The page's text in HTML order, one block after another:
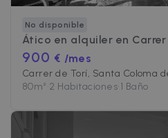
No disponible
Ático en alquiler en
900 € /mes
Carrer de Torí, Santa Coloma
80m²•2 Habitaciones•1 Baño